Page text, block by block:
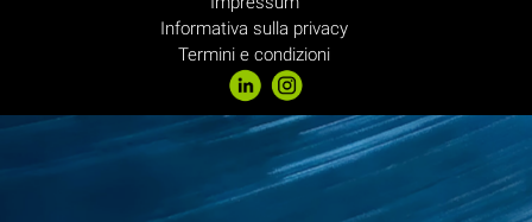
Informativa sulla privacy
Termini e condizioni